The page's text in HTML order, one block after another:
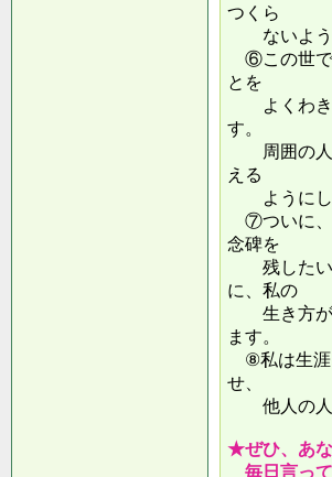
つくら
ないよう
⑥この世で
とを
よくわき
す。
周囲の人
える
ようにし
⑦ついに、
念碑を
残したい
に、私の
生き方が
ます。
⑧私は生涯
せ、
他人の人
★ぜひ、あ
毎日言って